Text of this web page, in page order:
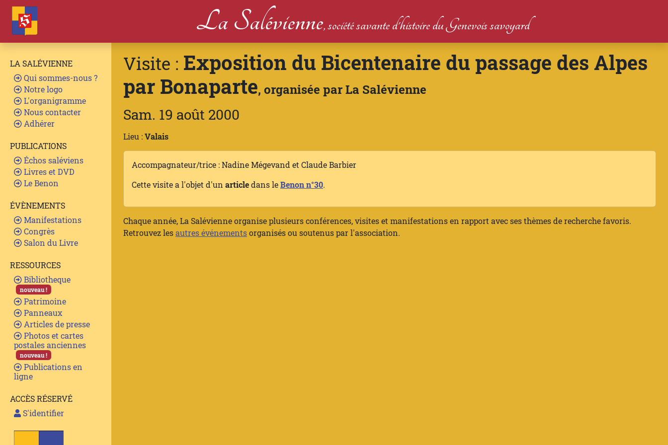
La Salévienne, société savante d'histoire du Genevois savoyard
LA SALÉVIENNE
Qui sommes-nous ?
Notre logo
L'organigramme
Nous contacter
Adhérer
PUBLICATIONS
Échos saléviens
Livres et DVD
Le Benon
ÉVÈNEMENTS
Manifestations
Congrès
Salon du Livre
RESSOURCES
Bibliotheque
nouveau !
Patrimoine
Panneaux
Articles de presse
Photos et cartes
postales anciennes
nouveau !
Publications en
ligne
ACCÈS RÉSERVÉ
S'identifier
Visite : Exposition du Bicentenaire du passage des Alpes
par Bonaparte, organisée par La Salévienne
Sam. 19 août 2000
Lieu :Valais
Accompagnateur/trice : Nadine Mégevand et Claude Barbier
Cette visite a l'objet d'un articledans leBenon n°30.
Chaque année, La Salévienne organise plusieurs conférences, visites et manifestations en rapport avec ses thèmes de recherche favoris.
Retrouvez lesautres événementsorganisés ou soutenus par l'association.